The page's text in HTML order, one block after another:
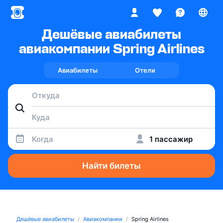
Дешёвые авиабилеты
авиакомпании Spring Airlines
Авиабилеты Отели
Когда 1 пассажир
Найти билеты
Дешёвые авиабилеты Авиакомпании Spring Airlines